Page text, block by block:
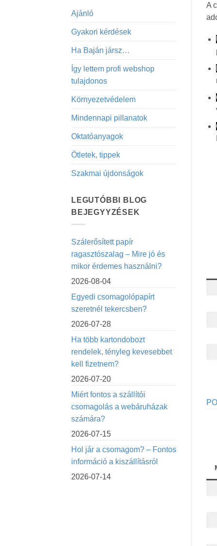
Ajánló
Gyakori kérdések
Ha Baján jársz…
Így lettem profi webshop
tulajdonos
Környezetvédelem
Mindennapi pillanatok
Oktatóanyagok
Ötletek, tippek
Szakmai újdonságok
LEGUTÓBBI BLOG
BEJEGYYZÉSEK
Szálerősített papír
ragasztószalag – Mire jó és
mikor érdemes használni?
2026-08-04
Egyedi csomagolópapírt
szeretnél tekercsben?
2026-07-28
Ha több kartondobozt
rendelek, tényleg kevesebbet
kell fizetnem?
2026-07-20
Miért fontos a szállítói
csomagolás a webáruházak
számára?
2026-07-15
Hol jár a csomagom? – Fontos
információ a kiszállításról
2026-07-14
A